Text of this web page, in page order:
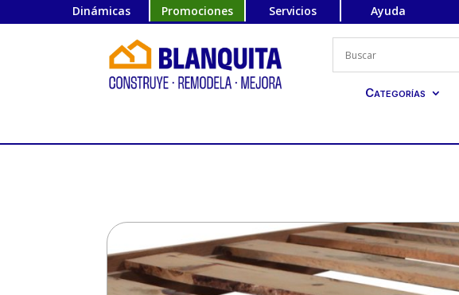
Dinámicas Promociones Servicios Ayuda
Categorías